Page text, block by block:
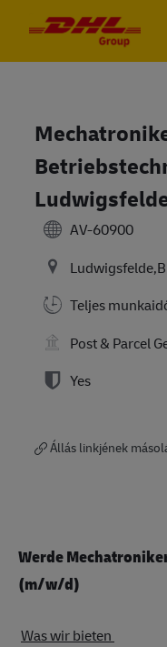
AV-60900
Teljes
Post & Parcel
Yes
Állás linkjének
Werde
(m/w/d)
Was wir bieten